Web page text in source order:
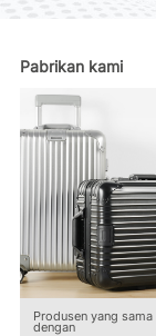
Pabrikan kami
Produsen yang sama
dengan